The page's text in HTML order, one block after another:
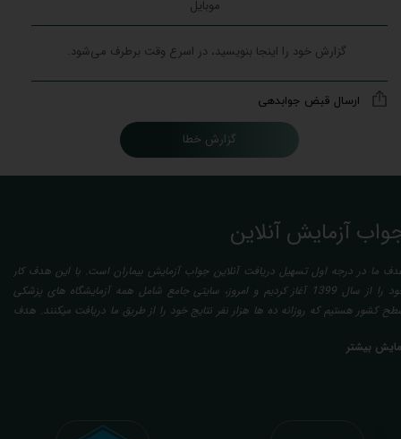
گزارش خطا
ارسال قبض جوابدهی
آزمایش آنلاین
ما در درجه اول تسهیل دریافت آنلاین جواب آزمایش بیماران است. با این هدف کار
خود را از سال 1399 آغاز کردیم و امروز، سایتی جامع شامل همه آزمایشگاه های پزشکی
کشور هستیم که روزانه ده ها هزار نفر نتایج خود را از طریق ما دریافت میکنند. هدف
با تایید و مهر پزشک متخصص) میباشد. رسالت ما در تفسیر، استخراج حداکثر
بیمه ها، افزایش تمایل افراد به انجام آزمایش (با دریافت اطلاعاتی دقیقتر، کاربردی، قابل
بیشتر